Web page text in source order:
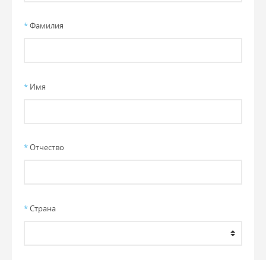
*Фамилия
* Имя
*Отчество
*Страна